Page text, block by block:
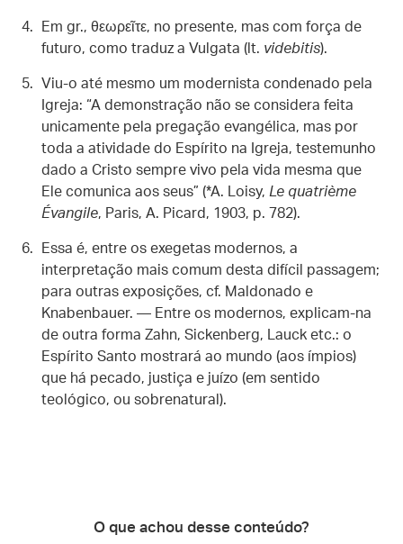
Em gr., θεωρεῖτε, no presente, mas com força de
futuro, como traduz a Vulgata (lt. videbitis).
Viu-o até mesmo um modernista condenado pela
Igreja: “A demonstração não se considera feita
unicamente pela pregação evangélica, mas por
toda a atividade do Espírito na Igreja, testemunho
dado a Cristo sempre vivo pela vida mesma que
Ele comunica aos seus” (*A. Loisy, Le quatrième
Évangile, Paris, A. Picard, 1903, p. 782).
Essa é, entre os exegetas modernos, a
interpretação mais comum desta difícil passagem;
para outras exposições, cf. Maldonado e
Knabenbauer. — Entre os modernos, explicam-na
de outra forma Zahn, Sickenberg, Lauck etc.: o
Espírito Santo mostrará ao mundo (aos ímpios)
que há pecado, justiça e juízo (em sentido
teológico, ou sobrenatural).
O que achou desse conteúdo?